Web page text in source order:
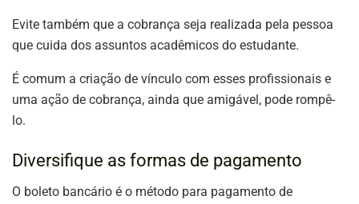
Evite também que a cobrança seja realizada pela pessoa
que cuida dos assuntos acadêmicos do estudante.
É comum a criação de vínculo com esses profissionais e
uma ação de cobrança, ainda que amigável, pode rompê-
lo.
Diversifique as formas de pagamento
O boleto bancário é o método para pagamento de